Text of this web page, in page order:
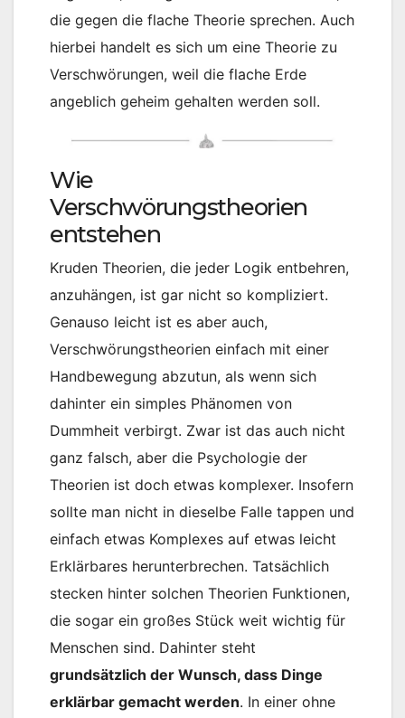
die gegen die flache Theorie sprechen. Auch
hierbei handelt es sich um eine Theorie zu
Verschwörungen, weil die flache Erde
angeblich geheim gehalten werden soll.
Wie
Verschwörungstheorien
entstehen
Kruden Theorien, die jeder Logik entbehren,
anzuhängen, ist gar nicht so kompliziert.
Genauso leicht ist es aber auch,
Verschwörungstheorien einfach mit einer
Handbewegung abzutun, als wenn sich
dahinter ein simples Phänomen von
Dummheit verbirgt. Zwar ist das auch nicht
ganz falsch, aber die Psychologie der
Theorien ist doch etwas komplexer. Insofern
sollte man nicht in dieselbe Falle tappen und
einfach etwas Komplexes auf etwas leicht
Erklärbares herunterbrechen. Tatsächlich
stecken hinter solchen Theorien Funktionen,
die sogar ein großes Stück weit wichtig für
Menschen sind. Dahinter steht
grundsätzlich der Wunsch, dass Dinge
erklärbar gemacht werden. In einer ohne